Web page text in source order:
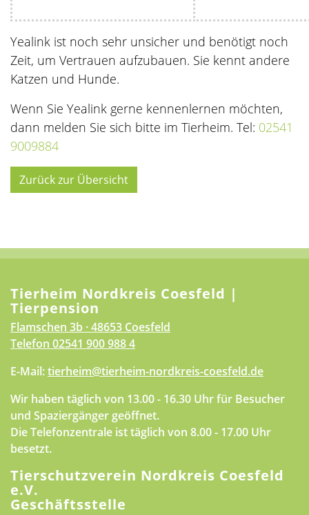
Yealink ist noch sehr unsicher und benötigt noch
Zeit, um Vertrauen aufzubauen. Sie kennt andere
Katzen und Hunde.
Wenn Sie Yealink gerne kennenlernen möchten,
dann melden Sie sich bitte im Tierheim. Tel: 02541
9009884
Zurück zur Übersicht
Tierheim Nordkreis Coesfeld |
Tierpension
Flamschen 3b · 48653 Coesfeld
Telefon 02541 900 988 4
E-Mail:tierheim@tierheim-nordkreis-coesfeld.de
Wir haben täglich von 13.00 - 16.30 Uhr für Besucher
und Spaziergänger geöffnet.
Die Telefonzentrale ist täglich von 8.00 - 17.00 Uhr
besetzt.
Tierschutzverein Nordkreis Coesfeld
e.V.
Geschäftsstelle